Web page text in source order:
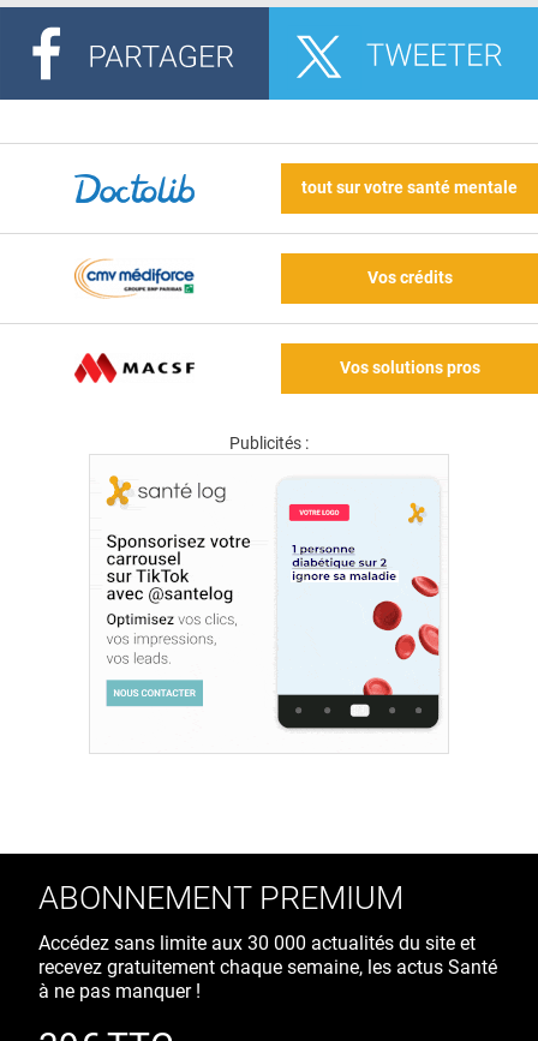
tout sur votre santé mentale
Vos crédits
Vos solutions pros
Publicités :
ABONNEMENT PREMIUM
Accédez sans limite aux 30 000 actualités du site et
recevez gratuitement chaque semaine, les actus Santé
à ne pas manquer !